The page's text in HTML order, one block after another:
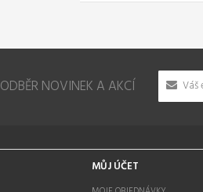
ODBĚR NOVINEK A AKCÍ
MŮJ ÚČET